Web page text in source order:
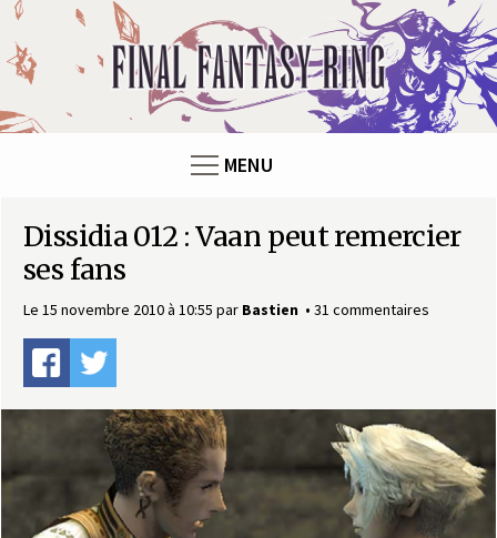
F
n
n
a
MENU
Dissidia 012 : Vaan peut remercier
ses fans
Le 15 novembre 2010 à 10:55 par Bastien 31 commentaires
Panneau de gestion des cookies